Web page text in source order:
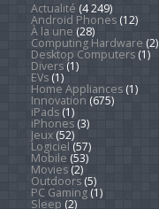
Actualité (4 249)
Android Phones(12)
À la une (28)
Computing Hardware (2)
Desktop Computers(1)
Divers(1)
EVs(1)
Home Appliances(1)
Innovation (675)
iPads(1)
iPhones(3)
Jeux(52)
Logiciel (57)
Mobile (53)
Movies(2)
Outdoors(5)
PC Gaming(1)
Sleep (2)